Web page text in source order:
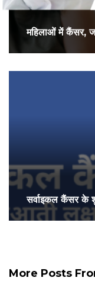
महिलाओं में कैंसर,
सर्वाइकल कैंसर के
More Posts